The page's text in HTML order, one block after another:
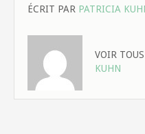
ÉCRIT PAR PATRICIA
VOIR
KUHN